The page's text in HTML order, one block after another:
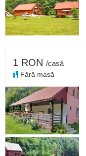
1 RON /casă
Fără masă